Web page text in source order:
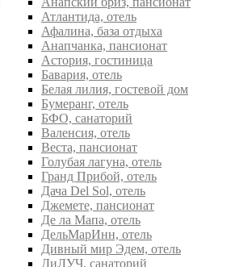
Атлантида, отель
Афалина, база отдыха
Анапчанка, пансионат
Астория, гостиница
Бавария, отель
Белая лилия, гостевой дом
Бумеранг, отель
БФО, санаторий
Валенсия, отель
Веста, пансионат
Голубая лагуна, отель
Гранд Прибой, отель
Дача Del Sol, отель
Джемете, пансионат
Де ла Мапа, отель
ДельМарИнн, отель
Дивный мир Эдем, отель
ДиЛУЧ, санаторий